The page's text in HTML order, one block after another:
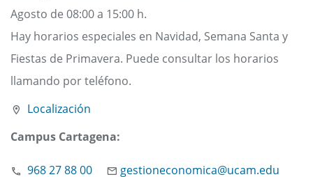
Agosto de 08:00 a 15:00 h.
Hay horarios especiales en Navidad, Semana Santa y
Fiestas de Primavera. Puede consultar los horarios
llamando por teléfono.
Localización
Campus Cartagena:
968 27 88 00
gestioneconomica@ucam.edu